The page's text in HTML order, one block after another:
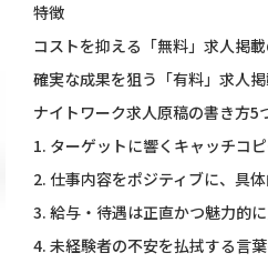
特徴
コストを抑える「無料」求人掲
確実な成果を狙う「有料」求人
ナイトワーク求人原稿の書き方5
1. ターゲットに響くキャッチコ
2. 仕事内容をポジティブに、具
3. 給与・待遇は正直かつ魅力的
4. 未経験者の不安を払拭する言